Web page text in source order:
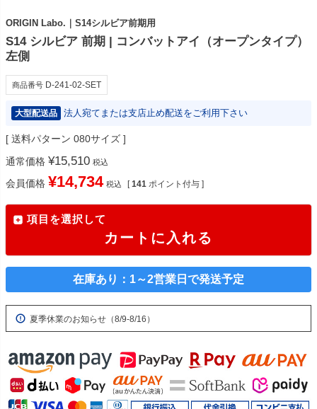
ORIGIN Labo.｜S14シルビア前期用
S14 シルビア 前期 | コンバットアイ（オープンタイプ）
左側
商品番号 D-241-02-SET
大型配送品 法人宛てまたは支店止め配送をご利用下さい
送料パターン 080サイズ
通常価格 ¥15,510 税込
会員価格 ¥14,734 税込 [ 141 ポイント付与 ]
項目を選択して
カートに入れる
在庫あり：1～2営業日で発送予定
夏季休業のお知らせ（8/9-8/16）